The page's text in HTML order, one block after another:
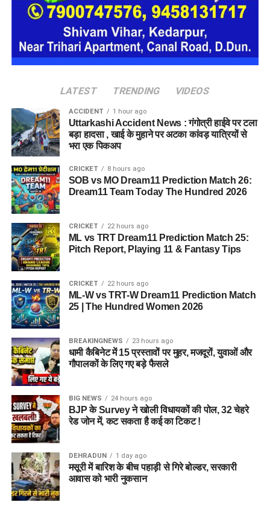
हर यूनिट में अलग किचन जैसी सुविधाएं भी होंगी, ताकि वहां रहने वाली
महिलाओं और बच्चों को रोजमर्रा के जीवन में ज्यादा स्वतंत्रता और जिम्मेदारी
का अनुभव हो सके। प्रस्तावित परिसर में कुल 16 घर विकसित किए
जाएंगे, जिनमें करीब 88 लोगों के रहने की व्यवस्था होगी।
जेल नहीं, रेजिडेंशियल कॉम्प्लेक्स जैसा
होगा माहौल
आलंबन गांव की सबसे खास बात यही होगी कि यहां रहने वाली महिलाओं
और बच्चों को यह महसूस न हो कि वे किसी जेल या बंद संस्थान में रह रहे
हैं। इसके बजाय पूरा परिसर एक रेजिडेंशियल कॉम्प्लेक्स की तरह विकसित
किया जाएगा, जहां सुरक्षा के साथ रहने, पढ़ाई, दैनिक जीवन और सामाजिक
विकास से जुड़ी सुविधाएं उपलब्ध होंगी।
परिसर को आधुनिक सुविधाओं से लैस करने की योजना है। यहां आंगनबाड़ी
केंद्र भी खोले जाएंगे। जरूरत पड़ने पर प्राथमिक विद्यालय की सुविधा भी
उपलब्ध कराई जा सकती है। इस पहल का मकसद सिर्फ महिलाओं और
बच्चों को रहने की जगह देना नहीं, बल्कि उन्हें ऐसा वातावरण उपलब्ध कराना
है, जहां वे खुद को सुरक्षित, सम्मानित और परिवार का हिस्सा महसूस कर
सकें।
5 एकड़ जमीन की हो रही है तलाश
LATEST TRENDING VIDEOS
ACCIDENT 1 hour ago
Uttarkashi Accident News : गंगोत्री हाईवे पर टला
बड़ा हादसा , खाई के मुहाने पर अटका कांवड़ यात्रियों से
भरा एक पिकअप
CRICKET 8 hours ago
SOB vs MO Dream11 Prediction Match 26:
Dream11 Team Today The Hundred 2026
CRICKET 22 hours ago
ML vs TRT Dream11 Prediction Match 25:
Pitch Report, Playing 11 & Fantasy Tips
CRICKET 22 hours ago
ML-W vs TRT-W Dream11 Prediction Match
25 | The Hundred Women 2026
BREAKINGNEWS 23 hours ago
धामी कैबिनेट में 15 प्रस्तावों पर मुहर, मजदूरों, युवाओं और
गौपालकों के लिए गए बड़े फैसले
BIG NEWS 24 hours ago
BJP के Survey ने खोली विधायकों की पोल, 32 चेहरे
रेड जोन में, कट सकता है कई का टिकट !
DEHRADUN 1 day ago
मसूरी में बारिश के बीच पहाड़ी से गिरे बोल्डर, सरकारी
आवास को भारी नुकसान